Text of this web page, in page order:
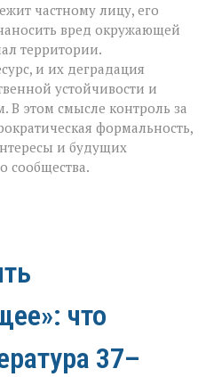
частному лицу, его
вред окружающей
территории.
и их деградация
устойчивости и
В этом смысле контроль за
формальность,
и будущих
сообщества.
что
37–